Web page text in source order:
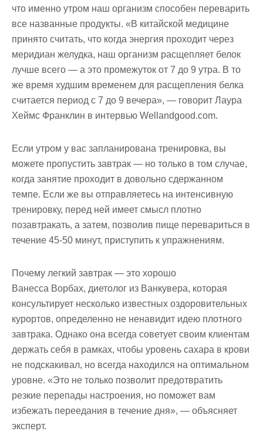
что именно утром наш организм способен переварить
все названные продукты. «В китайской медицине
принято считать, что когда энергия проходит через
меридиан желудка, наш организм расщепляет белок
лучше всего — а это промежуток от 7 до 9 утра. В то
же время худшим временем для расщепления белка
считается период с 7 до 9 вечера», — говорит Лаура
Хеймс Франклин в интервью Wellandgood.сom.
Если утром у вас запланирована тренировка, вы
можете пропустить завтрак — но только в том случае,
когда занятие проходит в довольно сдержанном
темпе. Если же вы отправляетесь на интенсивную
тренировку, перед ней имеет смысл плотно
позавтракать, а затем, позволив пище перевариться в
течение 45-50 минут, приступить к упражнениям.
Почему легкий завтрак — это хорошо
Ванесса Ворбах, диетолог из Ванкувера, которая
консультирует несколько известных оздоровительных
курортов, определенно не ненавидит идею плотного
завтрака. Однако она всегда советует своим клиентам
держать себя в рамках, чтобы уровень сахара в крови
не подскакивал, но всегда находился на оптимальном
уровне. «Это не только позволит предотвратить
резкие перепады настроения, но поможет вам
избежать переедания в течение дня», — объясняет
эксперт.